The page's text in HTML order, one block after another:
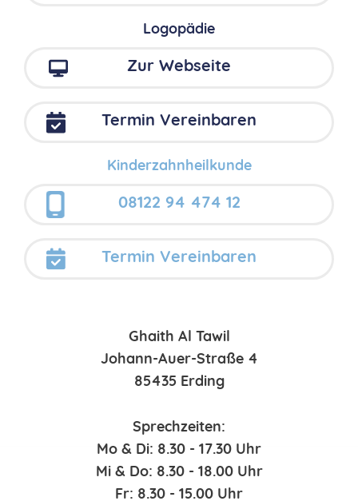
Logopädie
Zur Webseite
Termin Vereinbaren
Kinderzahnheilkunde
08122 94 474 12
Termin Vereinbaren
Ghaith Al Tawil
Johann-Auer-Straße 4
85435 Erding
Sprechzeiten:
Mo & Di: 8.30 - 17.30 Uhr
Mi & Do: 8.30 - 18.00 Uhr
Fr: 8.30 - 15.00 Uhr